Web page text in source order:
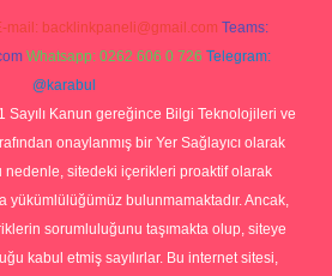
mail: backlinkpaneli@gmail.com Teams:
Whatsapp: 0262 606 0 726 Telegram:
@karabul
Sayılı Kanun gereğince Bilgi Teknolojileri ve
onaylanmış bir Yer Sağlayıcı olarak
nedenle, sitedeki içerikleri proaktif olarak
yükümlülüğümüz bulunmamaktadır. Ancak,
sorumluluğunu taşımakta olup, siteye
kabul etmiş sayılırlar. Bu internet sitesi,